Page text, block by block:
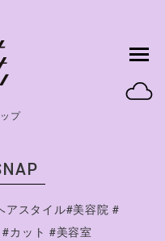
プ
アスタイル#美容院 #
カット #美容室